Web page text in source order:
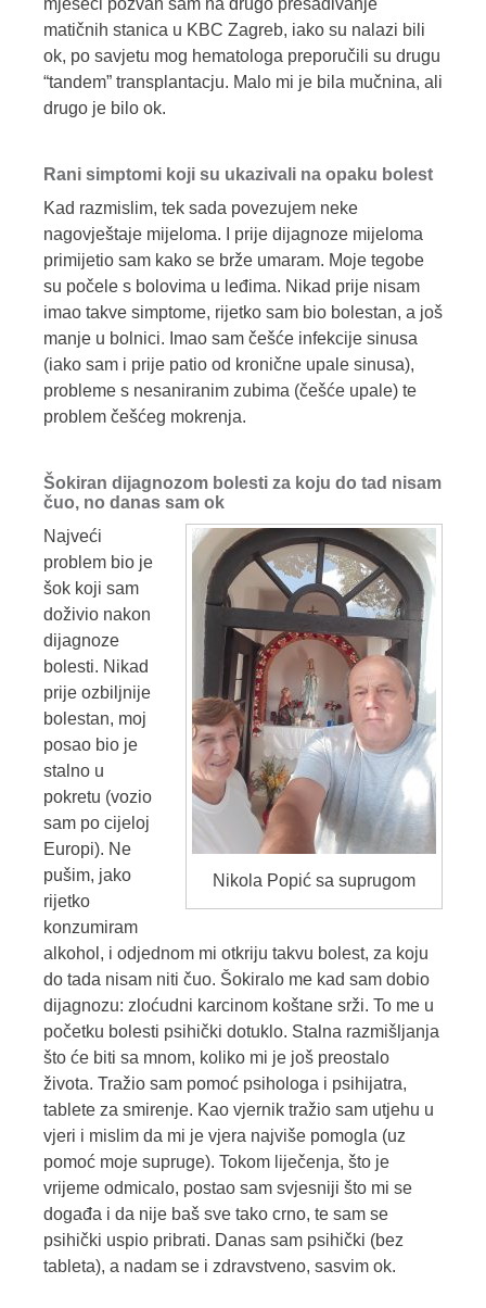
mjeseci pozvan sam na drugo presađivanje
matičnih stanica u KBC Zagreb, iako su nalazi bili
ok, po savjetu mog hematologa preporučili su drugu
“tandem” transplantacju. Malo mi je bila mučnina, ali
drugo je bilo ok.
Rani simptomi koji su ukazivali na opaku bolest
Kad razmislim, tek sada povezujem neke
nagovještaje mijeloma. I prije dijagnoze mijeloma
primijetio sam kako se brže umaram. Moje tegobe
su počele s bolovima u leđima. Nikad prije nisam
imao takve simptome, rijetko sam bio bolestan, a još
manje u bolnici. Imao sam češće infekcije sinusa
(iako sam i prije patio od kronične upale sinusa),
probleme s nesaniranim zubima (češće upale) te
problem češćeg mokrenja.
Šokiran dijagnozom bolesti za koju do tad nisam
čuo, no danas sam ok
Nikola Popić sa suprugom
Najveći
problem bio je
šok koji sam
doživio nakon
dijagnoze
bolesti. Nikad
prije ozbiljnije
bolestan, moj
posao bio je
stalno u
pokretu (vozio
sam po cijeloj
Europi). Ne
pušim, jako
rijetko
konzumiram
alkohol, i odjednom mi otkriju takvu bolest, za koju
do tada nisam niti čuo. Šokiralo me kad sam dobio
dijagnozu: zloćudni karcinom koštane srži. To me u
početku bolesti psihički dotuklo. Stalna razmišljanja
što će biti sa mnom, koliko mi je još preostalo
života. Tražio sam pomoć psihologa i psihijatra,
tablete za smirenje. Kao vjernik tražio sam utjehu u
vjeri i mislim da mi je vjera najviše pomogla (uz
pomoć moje supruge). Tokom liječenja, što je
vrijeme odmicalo, postao sam svjesniji što mi se
događa i da nije baš sve tako crno, te sam se
psihički uspio pribrati. Danas sam psihički (bez
tableta), a nadam se i zdravstveno, sasvim ok.